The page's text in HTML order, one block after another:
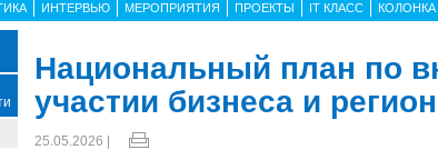
ИНТЕРВЬЮ МЕРОПРИЯТИЯ ПРОЕКТЫ IT КЛАСС КОЛОНКА
Национальный план по
участии бизнеса и
25.05.2026 |